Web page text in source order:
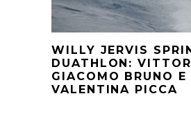
WILLY JERVIS
DUATHLON:
GIACOMO BRUNO E
VALENTINA PICCA